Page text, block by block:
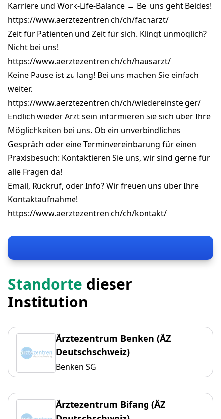
Karriere und Work-Life-Balance → Bei uns geht Beides!
https://www.aerztezentren.ch/ch/facharzt/
Zeit für Patienten und Zeit für sich. Klingt unmöglich?
Nicht bei uns!
https://www.aerztezentren.ch/ch/hausarzt/
Keine Pause ist zu lang! Bei uns machen Sie einfach
weiter.
https://www.aerztezentren.ch/ch/wiedereinsteiger/
Endlich wieder Arzt sein informieren Sie sich über Ihre
Möglichkeiten bei uns. Ob ein unverbindliches
Gespräch oder eine Terminvereinbarung für einen
Praxisbesuch: Kontaktieren Sie uns, wir sind gerne für
alle Fragen da!
Email, Rückruf, oder Info? Wir freuen uns über Ihre
Kontaktaufnahme!
https://www.aerztezentren.ch/ch/kontakt/
Standorte dieser
Institution
Ärztezentrum Benken (ÄZ
Deutschschweiz)
Benken SG
Ärztezentrum Bifang (ÄZ